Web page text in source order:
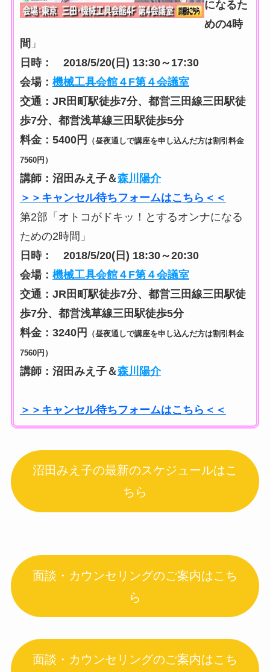
になるた
めの4時
間 」
日時： 2018/5/20(日) 13:30～17:30
会場： 機械工具会館４F第４会議室
交通：JR田町駅徒歩7分、都営三田線三田駅徒
歩7分、都営浅草線三田駅徒歩5分
料金：5400円
（昼夜通しで講座を申し込んだ方は割引料金
7560円）
講師：沼田みえ子＆森川陽介
＞＞キャンセル待ちフォームはこちら＜＜
第2部「オトコがドキッ！とするオンナになる
ための2時間」
日時： 2018/5/20(日) 18:30～20:30
会場： 機械工具会館４F第４会議室
交通：JR田町駅徒歩7分、都営三田線三田駅徒
歩7分、都営浅草線三田駅徒歩5分
料金：3240円
（昼夜通しで講座を申し込んだ方は割引料金
7560円）
講師：沼田みえ子＆森川陽介
＞＞キャンセル待ちフォームはこちら＜＜
沼田みえ子の最新のスケジュールはこ
ちら
面談・カウンセリングのご案内はこち
ら
面談・カウンセリングのご案内はこち